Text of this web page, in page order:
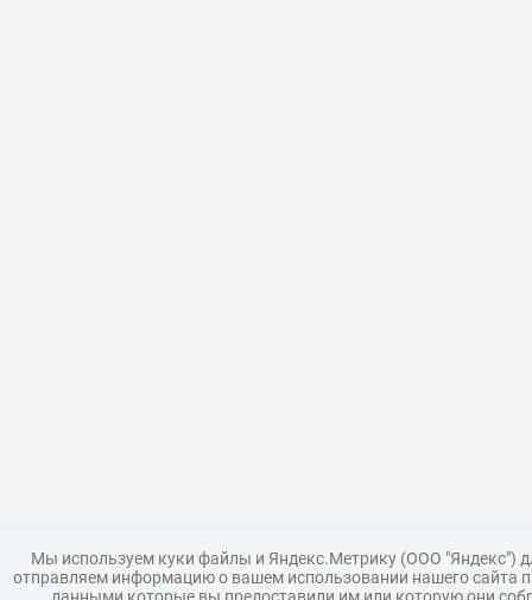
Мы используем куки файлы и Яндекс.Метрику (ООО "Яндекс")
отправляем информацию о вашем использовании нашего сайта